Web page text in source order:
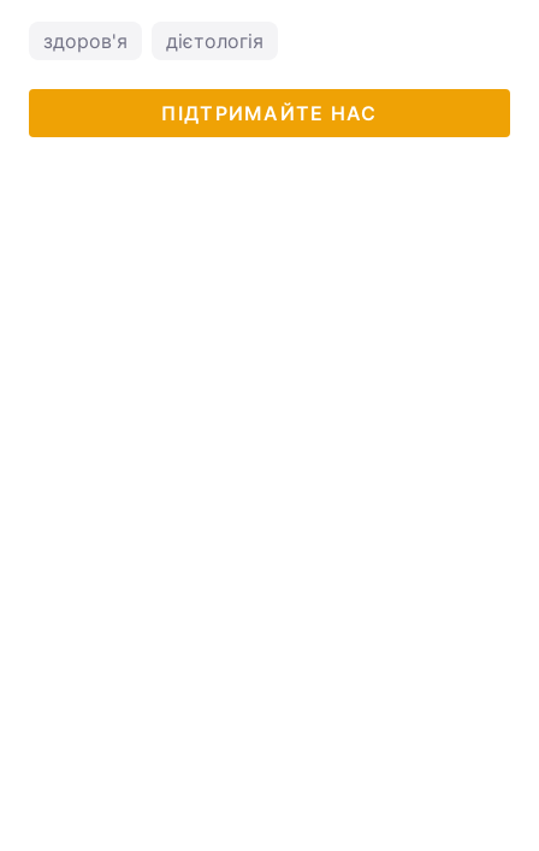
здоров'я дієтологія
ПІДТРИМАЙТЕ НАС